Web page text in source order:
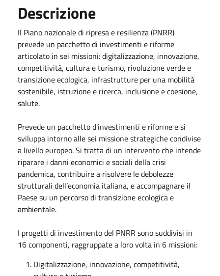
Descrizione
Il Piano nazionale di ripresa e resilienza (PNRR)
prevede un pacchetto di investimenti e riforme
articolato in sei missioni: digitalizzazione, innovazione,
competitività, cultura e turismo, rivoluzione verde e
transizione ecologica, infrastrutture per una mobilità
sostenibile, istruzione e ricerca, inclusione e coesione,
salute.
Prevede un pacchetto d'investimenti e riforme e si
sviluppa intorno alle sei missione strategiche condivise
a livello europeo. Si tratta di un intervento che intende
riparare i danni economici e sociali della crisi
pandemica, contribuire a risolvere le debolezze
strutturali dell’economia italiana, e accompagnare il
Paese su un percorso di transizione ecologica e
ambientale.
I progetti di investimento del PNRR sono suddivisi in
16 componenti, raggruppate a loro volta in 6 missioni:
Digitalizzazione, innovazione, competitività,